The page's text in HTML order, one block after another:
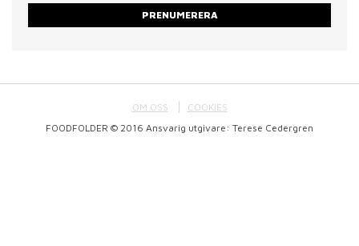
PRENUMERERA
OM OSS
COOKIES
FOODFOLDER © 2016 Ansvarig utgivare: Terese Cedergren